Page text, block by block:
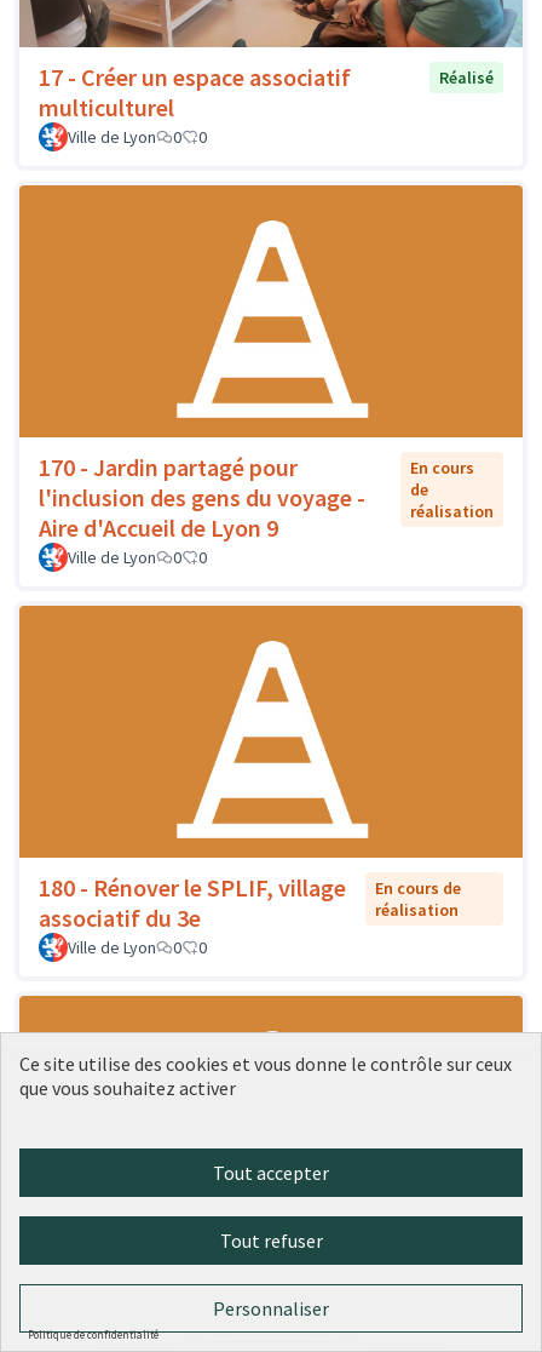
17 - Créer un espace associatif
multiculturel
Réalisé
Ville de Lyon 0 0
170 - Jardin partagé pour
l'inclusion des gens du voyage -
Aire d'Accueil de Lyon 9
En cours
de
réalisation
Ville de Lyon 0 0
180 - Rénover le SPLIF, village
associatif du 3e
En cours de
réalisation
Ville de Lyon
0 0
181 - Rénovation du pavillon sud
de la place des Pavillons
Ville de Lyon
0 0
Ce site utilise des cookies et vous donne le contrôle sur ceux
que vous souhaitez activer
Tout accepter
Tout refuser
Personnaliser
Politique de confidentialité